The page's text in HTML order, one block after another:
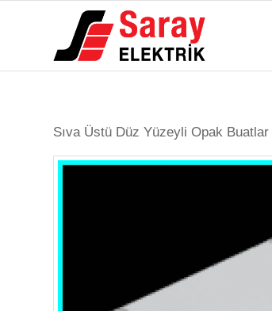
Sıva Üstü Düz Yüzeyli Opak